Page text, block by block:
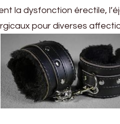
la dysfonction érectile,
pour diverses